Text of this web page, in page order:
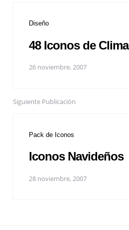
Diseño
48 Iconos de Clima
26 noviembre, 2007
Siguiente Publicación
Pack de Iconos
Iconos Navideños
28 noviembre, 2007